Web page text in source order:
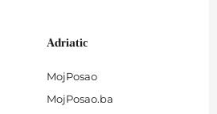
Adriatic
MojPosao
MojPosao.ba